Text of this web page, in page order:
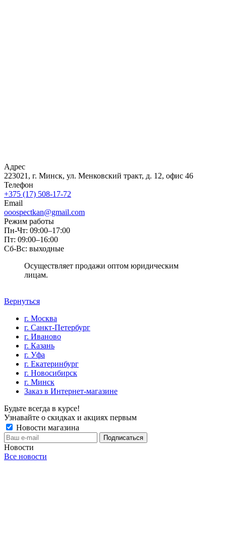
Адрес
223021, г. Минск, ул. Менковский тракт, д. 12, офис 46
Телефон
+375 (17) 508-17-72
Email
ooospectkan@gmail.com
Режим работы
Пн-Чт: 09:00–17:00
Пт: 09:00–16:00
Сб-Вс: выходные
Осуществляет продажи оптом юридическим
лицам.
Вернуться
г. Москва
г. Санкт-Петербург
г. Иваново
г. Казань
г. Уфа
г. Екатеринбург
г. Новосибирск
г. Минск
Заказ в Интернет-магазине
Будьте всегда в курсе!
Узнавайте о скидках и акциях первым
Новости магазина
Новости
Все новости